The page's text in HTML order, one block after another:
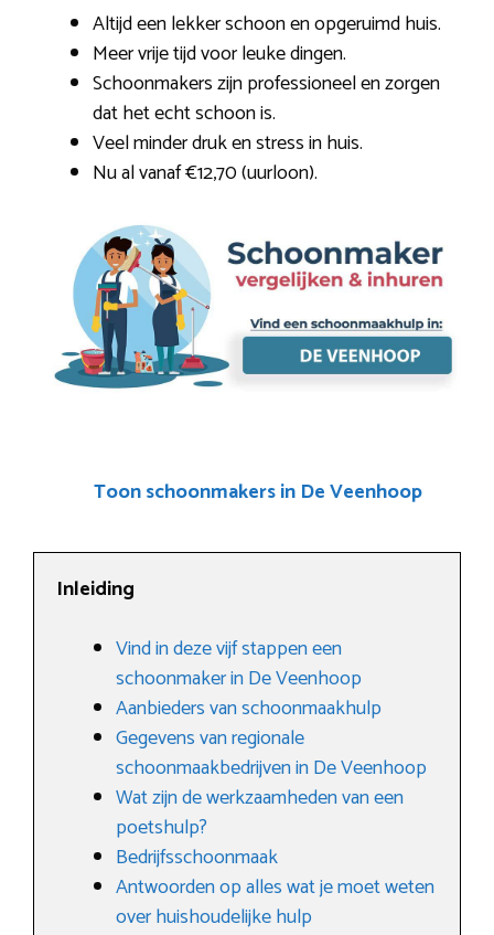
Altijd een lekker schoon en opgeruimd huis.
Meer vrije tijd voor leuke dingen.
Schoonmakers zijn professioneel en zorgen
dat het echt schoon is.
Veel minder druk en stress in huis.
Nu al vanaf €12,70 (uurloon).
Toon schoonmakers in De Veenhoop
Inleiding
Vind in deze vijf stappen een
schoonmaker in De Veenhoop
Aanbieders van schoonmaakhulp
Gegevens van regionale
schoonmaakbedrijven in De Veenhoop
Wat zijn de werkzaamheden van een
poetshulp?
Bedrijfsschoonmaak
Antwoorden op alles wat je moet weten
over huishoudelijke hulp